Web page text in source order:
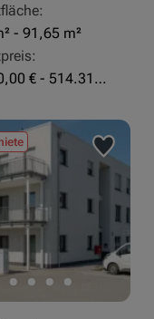
- 91,65 m²
333.200,00 € - 514.310,00 €